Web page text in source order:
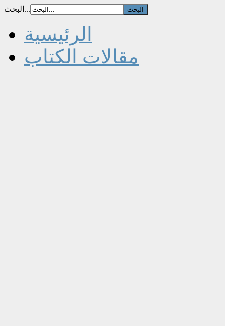
البحث...
الرئيسية
مقالات الكتاب